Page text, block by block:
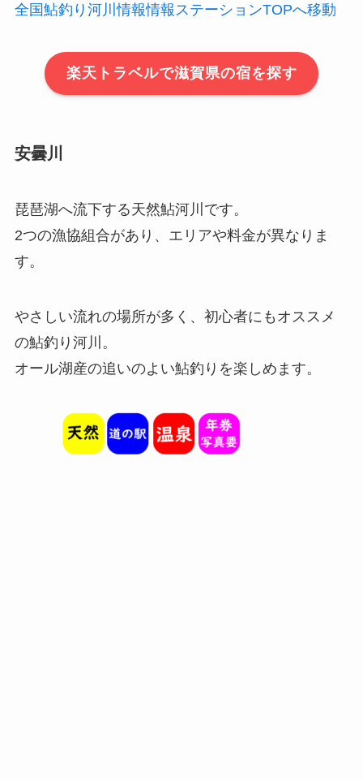
全国鮎釣り河川情報情報ステーションTOPへ移動
楽天トラベルで滋賀県の宿を探す
安曇川
琵琶湖へ流下する天然鮎河川です。
2つの漁協組合があり、エリアや料金が異なりま
す。
やさしい流れの場所が多く、初心者にもオススメ
の鮎釣り河川。
オール湖産の追いのよい鮎釣りを楽しめます。